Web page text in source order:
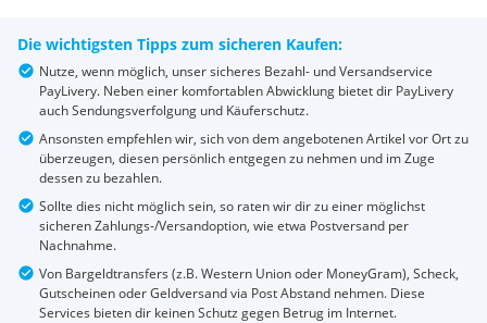
Die wichtigsten Tipps zum sicheren Kaufen:
Nutze, wenn möglich, unser sicheres Bezahl- und Versandservice
PayLivery. Neben einer komfortablen Abwicklung bietet dir PayLivery
auch Sendungsverfolgung und Käuferschutz.
Ansonsten empfehlen wir, sich von dem angebotenen Artikel vor Ort zu
überzeugen, diesen persönlich entgegen zu nehmen und im Zuge
dessen zu bezahlen.
Sollte dies nicht möglich sein, so raten wir dir zu einer möglichst
sicheren Zahlungs-/Versandoption, wie etwa Postversand per
Nachnahme.
Von Bargeldtransfers (z.B. Western Union oder MoneyGram), Scheck,
Gutscheinen oder Geldversand via Post Abstand nehmen. Diese
Services bieten dir keinen Schutz gegen Betrug im Internet.